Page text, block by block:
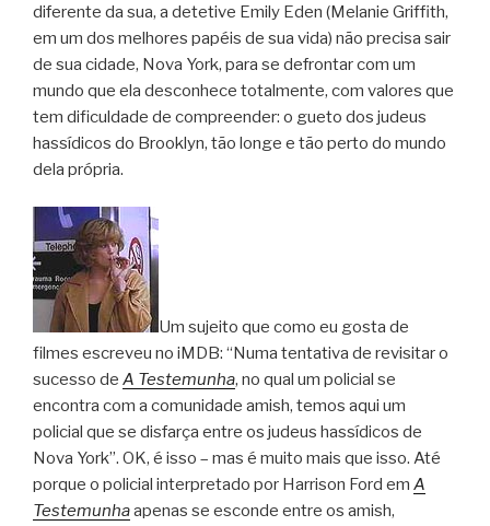
diferente da sua, a detetive Emily Eden (Melanie Griffith,
em um dos melhores papéis de sua vida) não precisa sair
de sua cidade, Nova York, para se defrontar com um
mundo que ela desconhece totalmente, com valores que
tem dificuldade de compreender: o gueto dos judeus
hassídicos do Brooklyn, tão longe e tão perto do mundo
dela própria.
Um sujeito que como eu gosta de
filmes escreveu no iMDB: “Numa tentativa de revisitar o
sucesso de A Testemunha, no qual um policial se
encontra com a comunidade amish, temos aqui um
policial que se disfarça entre os judeus hassídicos de
Nova York”. OK, é isso – mas é muito mais que isso. Até
porque o policial interpretado por Harrison Ford em A
Testemunhaapenas se esconde entre os amish,